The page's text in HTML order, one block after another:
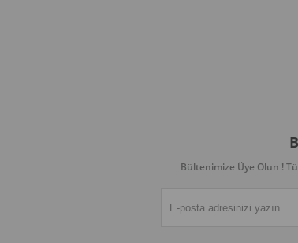
Bültenimize Üye Olun !